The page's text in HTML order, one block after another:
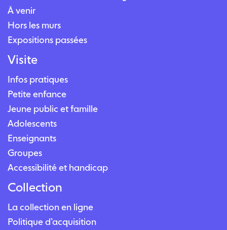
À venir
Hors les murs
Expositions passées
Visite
Infos pratiques
Petite enfance
Jeune public et famille
Adolescents
Enseignants
Groupes
Accessibilité et handicap
Collection
La collection en ligne
Politique d’acquisition